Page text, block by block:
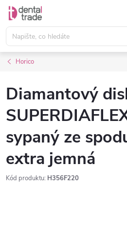
Přejít
obsah
Horico
Diamantový
sypaný ze
extra jemná
Kód produktu: H356F220